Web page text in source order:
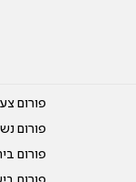
פורום
פורום
פורום